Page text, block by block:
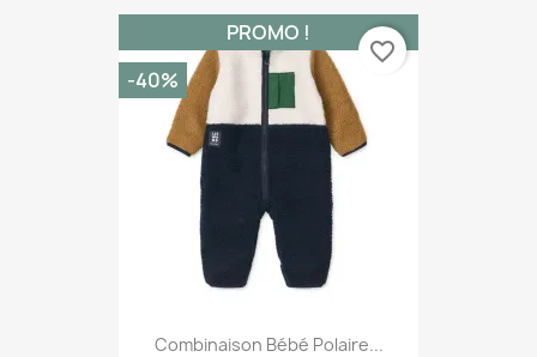
Combinaison Bébé Polaire...
PROMO !
-40%
favorite_border